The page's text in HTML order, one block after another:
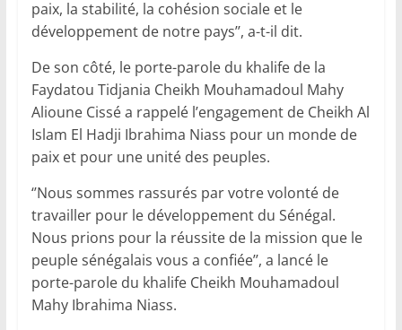
paix, la stabilité, la cohésion sociale et le
développement de notre pays’’, a-t-il dit.
De son côté, le porte-parole du khalife de la
Faydatou Tidjania Cheikh Mouhamadoul Mahy
Alioune Cissé a rappelé l’engagement de Cheikh Al
Islam El Hadji Ibrahima Niass pour un monde de
paix et pour une unité des peuples.
‘’Nous sommes rassurés par votre volonté de
travailler pour le développement du Sénégal.
Nous prions pour la réussite de la mission que le
peuple sénégalais vous a confiée’’, a lancé le
porte-parole du khalife Cheikh Mouhamadoul
Mahy Ibrahima Niass.